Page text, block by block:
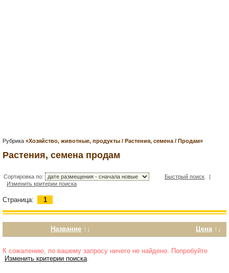
Рубрика «Хозяйство, животные, продукты / Растения, семена / Продам»
Растения, семена продам
Сортировка по: Быстрый поиск |
Изменить критерии поиска
Страница: 1
Название ↑↓ Цена ↑↓
К сожалению, по вашему запросу ничего не найдено. Попробуйте
Изменить критерии поиска.